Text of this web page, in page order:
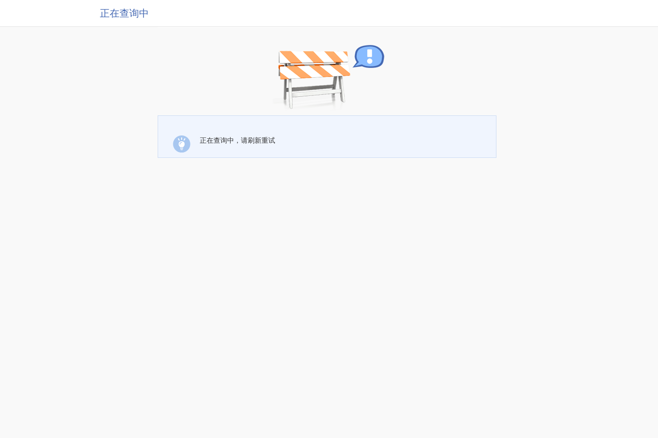
正在查询中
正在查询中，请刷新重试